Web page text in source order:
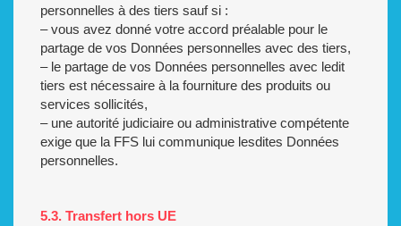
personnelles à des tiers sauf si :
– vous avez donné votre accord préalable pour le
partage de vos Données personnelles avec des tiers,
– le partage de vos Données personnelles avec ledit
tiers est nécessaire à la fourniture des produits ou
services sollicités,
– une autorité judiciaire ou administrative compétente
exige que la FFS lui communique lesdites Données
personnelles.
5.3. Transfert hors UE